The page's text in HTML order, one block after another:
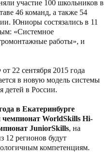
участие 100 школьников в
46 команд, а также 54
Юниоры состязались в 11
«Системное
работы», и
от 22 сентября 2015 года
в новую модель системы
детей в России.
в Екатеринбурге
WorldSkills Hi-
JuniorSkills, на
12 регионов будут
компетенциям.